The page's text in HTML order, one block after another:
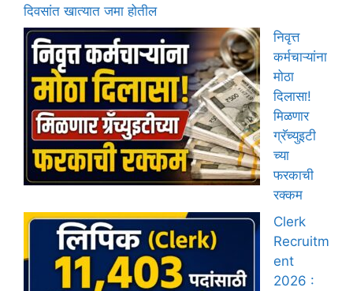
दिवसांत खात्यात जमा होतील
निवृत्त
कर्मचाऱ्यांना
मोठा
दिलासा!
मिळणार
ग्रॅच्युइटी
च्या
फरकाची
रक्कम
Clerk
Recruitm
ent
2026 :